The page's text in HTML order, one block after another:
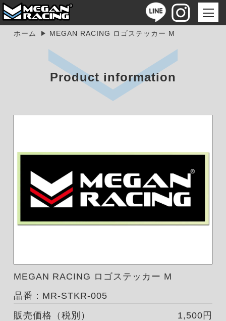
ホーム MEGAN RACING ロゴステッカー M
Product information
MEGAN RACING ロゴステッカー M
品番：MR-STKR-005
販売価格（税別）
1,500円